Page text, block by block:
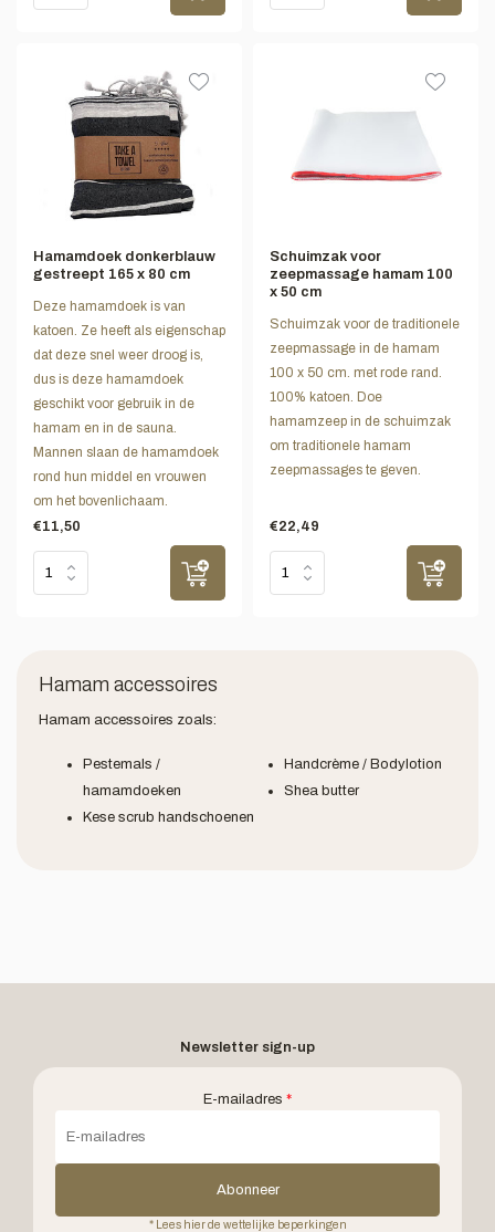
Hamamdoek donkerblauw
gestreept 165 x 80 cm
Deze hamamdoek is van
katoen. Ze heeft als eigenschap
dat deze snel weer droog is,
dus is deze hamamdoek
geschikt voor gebruik in de
hamam en in de sauna.
Mannen slaan de hamamdoek
rond hun middel en vrouwen
om het bovenlichaam.
€11,50
Schuimzak voor
zeepmassage hamam 100
x 50 cm
Schuimzak voor de traditionele
zeepmassage in de hamam
100 x 50 cm. met rode rand.
100% katoen. Doe
hamamzeep in de schuimzak
om traditionele hamam
zeepmassages te geven.
€22,49
Hamam accessoires
Hamam accessoires zoals:
Pestemals /
hamamdoeken
Kese scrub handschoenen
Handcrème / Bodylotion
Shea butter
Newsletter sign-up
E-mailadres *
Abonneer
* Lees hier de wettelijke beperkingen